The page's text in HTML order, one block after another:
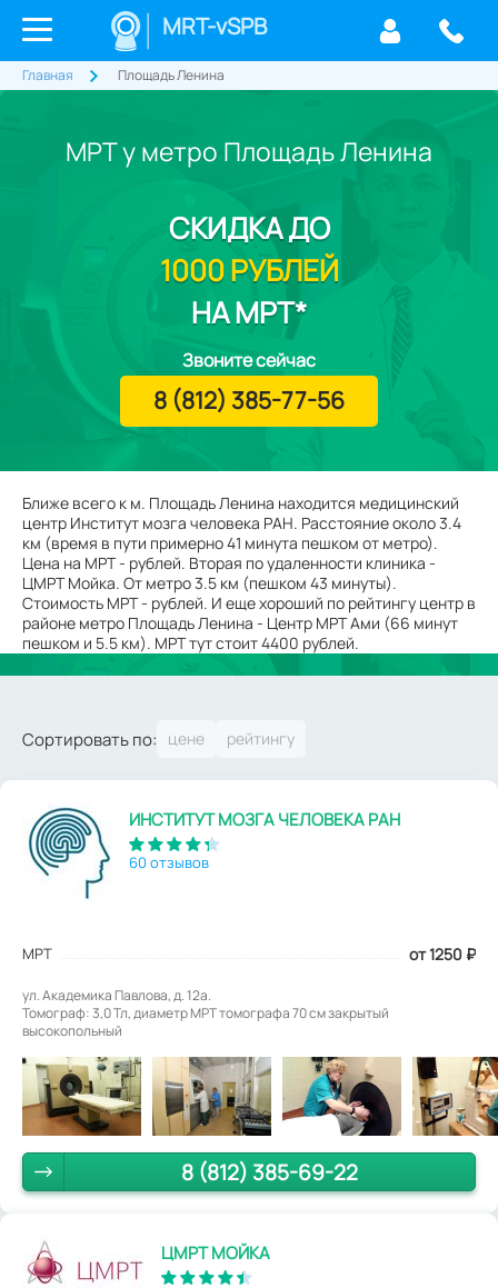
MRT-vSPB
Главная Площадь Ленина
МРТ у метро Площадь Ленина
Ближе всего к м. Площадь Ленина находится медицинский
центр Институт мозга человека РАН. Расстояние около 3.4
км (время в пути примерно 41 минута пешком от метро).
Цена на МРТ - рублей. Вторая по удаленности клиника -
ЦМРТ Мойка. От метро 3.5 км (пешком 43 минуты).
Стоимость МРТ - рублей. И еще хороший по рейтингу центр в
районе метро Площадь Ленина - Центр МРТ Ами (66 минут
пешком и 5.5 км). МРТ тут стоит 4400 рублей.
СКИДКАДО
1000 РУБЛЕЙ
НА МРТ*
Звоните сейчас
8 (812) 385-77-56
Сортировать по:
ИНСТИТУТ МОЗГА ЧЕЛОВЕКА РАН
60 отзывов
МРТ от 1250 ₽
ул. Академика Павлова, д. 12а.
Томограф: 3,0 Тл, диаметр МРТ томографа 70 см закрытый
высокопольный
8 (812) 385-69-22
ЦМРТ МОЙКА